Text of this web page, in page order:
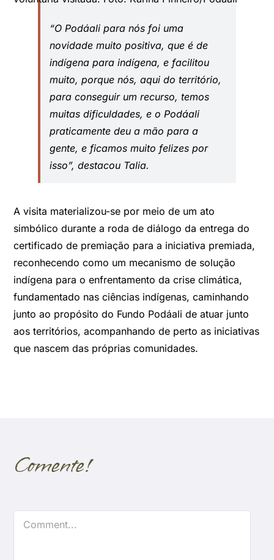
“O Podáali para nós foi uma
novidade muito positiva, que é de
indígena para indígena, e facilitou
muito, porque nós, aqui do território,
para conseguir um recurso, temos
muitas dificuldades, e o Podáali
praticamente deu a mão para a
gente, e ficamos muito felizes por
isso”, destacou Talia.
A visita materializou-se por meio de um ato
simbólico durante a roda de diálogo da entrega do
certificado de premiação para a iniciativa premiada,
reconhecendo como um mecanismo de solução
indígena para o enfrentamento da crise climática,
fundamentado nas ciências indígenas, caminhando
junto ao propósito do Fundo Podáali de atuar junto
aos territórios, acompanhando de perto as iniciativas
que nascem das próprias comunidades.
Comente!
Comment